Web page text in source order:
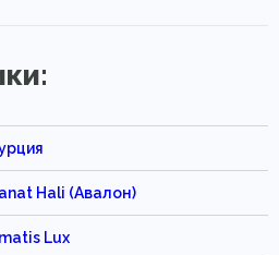
Hali (Авалон)
Lux